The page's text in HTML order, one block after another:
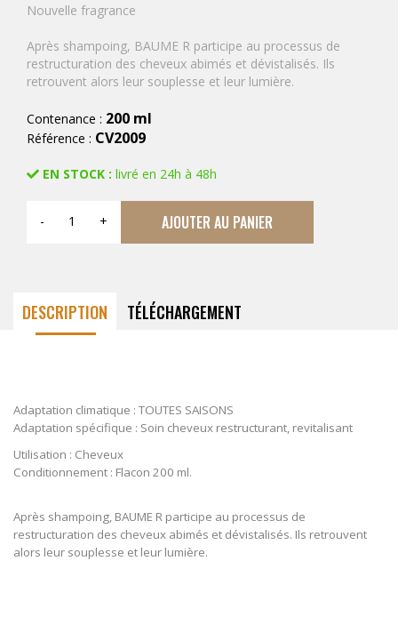
Nouvelle fragrance
Après shampoing, BAUME R participe au processus de
restructuration des cheveux abimés et dévistalisés. Ils
retrouvent alors leur souplesse et leur lumière.
Contenance : 200 ml
Référence : CV2009
EN STOCK : livré en 24h à 48h
- + AJOUTER AU PANIER
DESCRIPTION TÉLÉCHARGEMENT
Adaptation climatique : TOUTES SAISONS
Adaptation spécifique : Soin cheveux restructurant, revitalisant
Utilisation : Cheveux
Conditionnement : Flacon 200 ml.
Après shampoing, BAUME R participe au processus de
restructuration des cheveux abimés et dévistalisés. Ils retrouvent
alors leur souplesse et leur lumière.